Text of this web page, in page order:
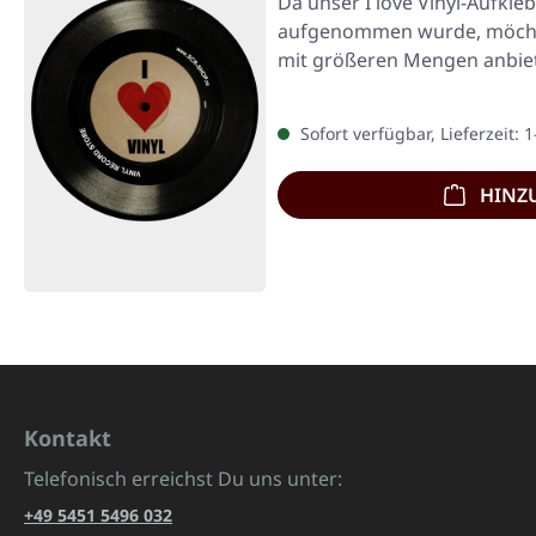
aufgenommen wurde,
mit größeren Mengen
Sofort verfügbar, Lieferzeit:
Kontakt
Telefonisch erreichst Du uns unter:
+49 5451 5496 032